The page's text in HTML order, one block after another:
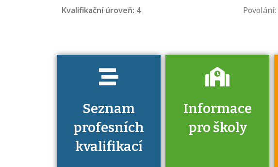
Kvalifikační úroveň: 4
Povolání:
Seznam
profesních
kvalifikací
musíte pro danou
Informace
pro školy